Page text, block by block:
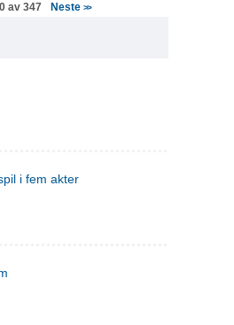
av 347 Neste >>
i fem akter